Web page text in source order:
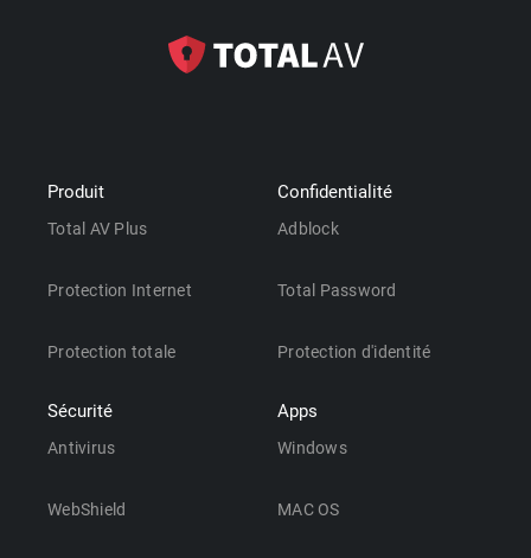
Produit
Total AV Plus
Protection Internet
Protection totale
Sécurité
Antivirus
WebShield
Confidentialité
Adblock
Total Password
Protection d'identité
Apps
Windows
MAC OS